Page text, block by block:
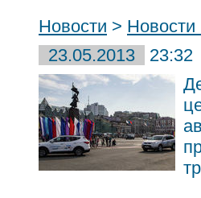
Новости >
23.05.2013
23:32